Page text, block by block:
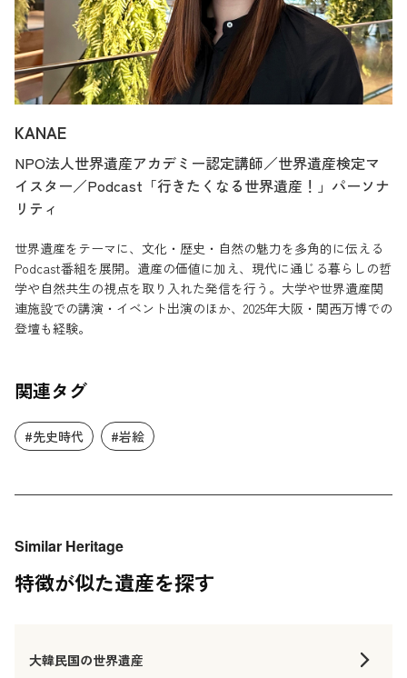
KANAE
NPO法人世界遺産アカデミー認定講師／世界遺産検定マ
イスター／Podcast「行きたくなる世界遺産！」パーソナ
リティ
世界遺産をテーマに、文化・歴史・自然の魅力を多角的に伝える
Podcast番組を展開。遺産の価値に加え、現代に通じる暮らしの哲
学や自然共生の視点を取り入れた発信を行う。大学や世界遺産関
連施設での講演・イベント出演のほか、2025年大阪・関西万博での
登壇も経験。
関連タグ
#先史時代 #岩絵
Similar Heritage
特徴が似た遺産を探す
大韓民国の世界遺産